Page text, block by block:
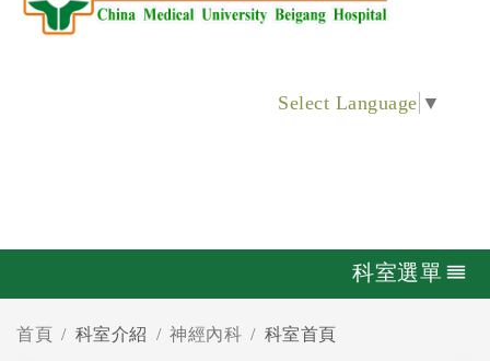
Select Language ▼
科室選單
首頁 科室介紹 神經內科 科室首頁